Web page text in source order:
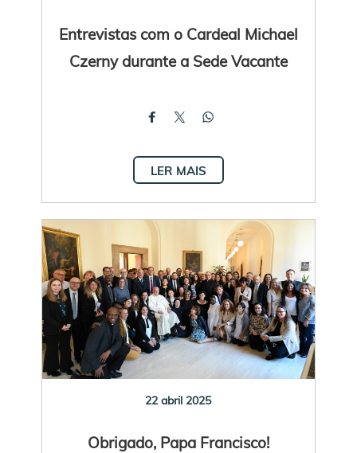
Entrevistas com o Cardeal Michael
Czerny durante a Sede Vacante
LER MAIS
22 abril 2025
Obrigado, Papa Francisco!